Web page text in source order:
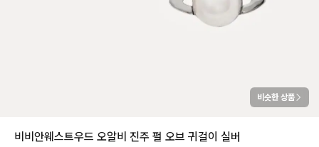
비슷한 상품
비비안웨스트우드 오알비 진주 펄 오브 귀걸이 실버